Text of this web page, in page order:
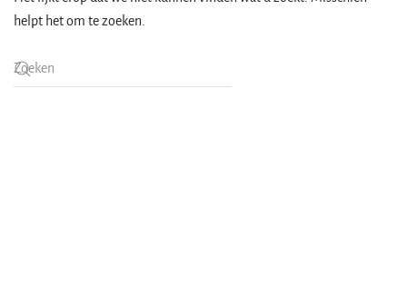
helpt het om te zoeken.